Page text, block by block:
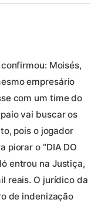
confirmou: Moisés,
empresário
com um time do
vai buscar os
pois o jogador
piorar o “DIA DO
entrou na Justiça,
reais. O jurídico da
de indenização